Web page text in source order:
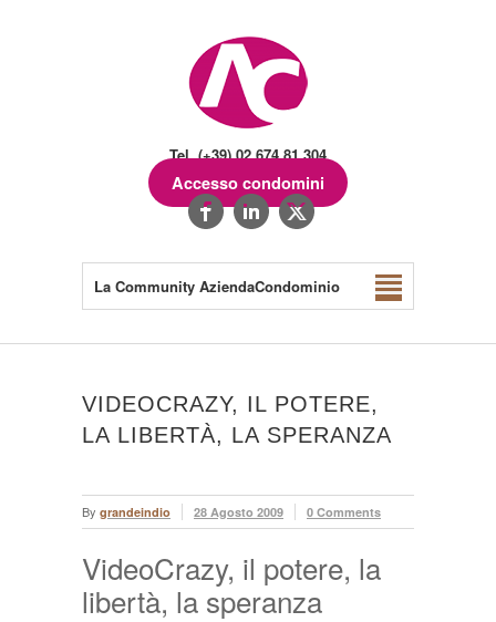
Tel. (+39) 02.674.81.304
Accesso condomini
La Community AziendaCondominio
VIDEOCRAZY, IL POTERE,
LA LIBERTÀ, LA SPERANZA
By grandeindio 28 Agosto 2009 0 Comments
VideoCrazy, il potere, la
libertà, la speranza